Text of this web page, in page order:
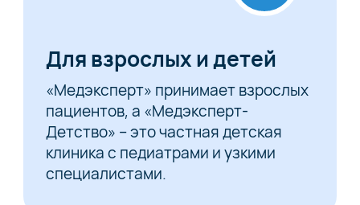
Для взрослых и детей
«Медэксперт» принимает взрослых
пациентов, а «Медэксперт-
Детство» – это частная детская
клиника с педиатрами и узкими
специалистами.